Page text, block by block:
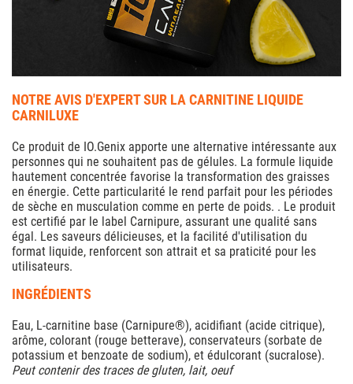
NOTRE AVIS D'EXPERT SUR LA CARNITINE LIQUIDE
CARNILUXE
Ce produit de IO.Genix apporte une alternative intéressante aux
personnes qui ne souhaitent pas de gélules. La formule liquide
hautement concentrée favorise la transformation des graisses
en énergie. Cette particularité le rend parfait pour les périodes
de sèche en musculation comme en perte de poids. . Le produit
est certifié par le label Carnipure, assurant une qualité sans
égal. Les saveurs délicieuses, et la facilité d'utilisation du
format liquide, renforcent son attrait et sa praticité pour les
utilisateurs.
INGRÉDIENTS
Eau, L-carnitine base (Carnipure®), acidifiant (acide citrique),
arôme, colorant (rouge betterave), conservateurs (sorbate de
potassium et benzoate de sodium), et édulcorant (sucralose).
Peut contenir des traces de gluten, lait, oeuf